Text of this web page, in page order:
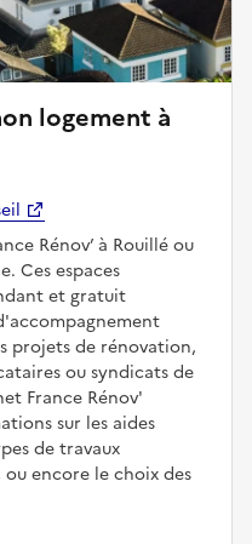
logement à
Rénov’ à Rouillé ou
Ces espaces
et gratuit
projets de rénovation,
ou syndicats de
France Rénov'
sur les aides
de travaux
encore le choix des